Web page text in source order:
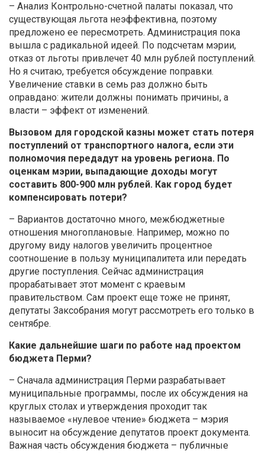
– Анализ Контрольно-счетной палаты показал, что
существующая льгота неэффективна, поэтому
предложено ее пересмотреть. Администрация пока
вышла с радикальной идеей. По подсчетам мэрии,
отказ от льготы привлечет 40 млн рублей поступлений.
Но я считаю, требуется обсуждение поправки.
Увеличение ставки в семь раз должно быть
оправдано: жители должны понимать причины, а
власти – эффект от изменений.
Вызовом для городской казны может стать потеря
поступлений от транспортного налога, если эти
полномочия передадут на уровень региона. По
оценкам мэрии, выпадающие доходы могут
составить 800-900 млн рублей. Как город будет
компенсировать потери?
– Вариантов достаточно много, межбюджетные
отношения многоплановые. Например, можно по
другому виду налогов увеличить процентное
соотношение в пользу муниципалитета или передать
другие поступления. Сейчас администрация
прорабатывает этот момент с краевым
правительством. Сам проект еще тоже не принят,
депутаты Заксобрания могут рассмотреть его только в
сентябре.
Какие дальнейшие шаги по работе над проектом
бюджета Перми?
– Сначала администрация Перми разрабатывает
муниципальные программы, после их обсуждения на
круглых столах и утверждения проходит так
называемое «нулевое чтение» бюджета – мэрия
выносит на обсуждение депутатов проект документа.
Важная часть обсуждения бюджета – публичные